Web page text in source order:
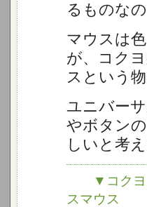
るものなの
マウスは
が、コク
スという
ユニバー
やボタン
しいと考
▼コクヨ、
スマウス